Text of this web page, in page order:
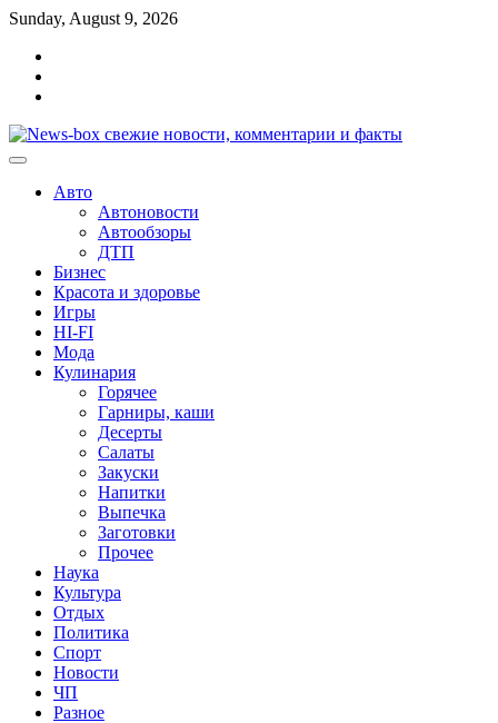
Перейти
содержимому
Sunday, August 9, 2026
Авто
Автоновости
Автообзоры
ДТП
Бизнес
Красота и здоровье
Игры
HI-FI
Мода
Кулинария
Горячее
Гарниры, каши
Десерты
Салаты
Закуски
Напитки
Выпечка
Заготовки
Прочее
Наука
Культура
Отдых
Политика
Спорт
Новости
ЧП
Разное